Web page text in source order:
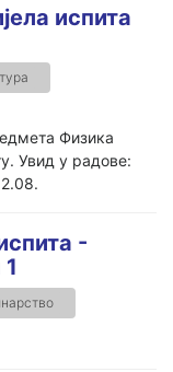
испита
Физика
Увид у радове:
-